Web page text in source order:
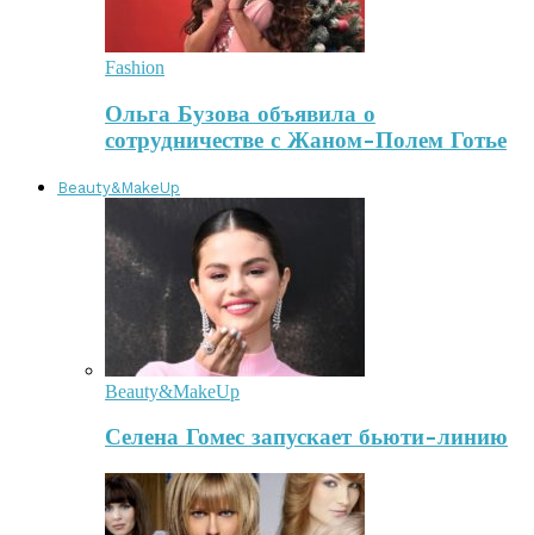
Fashion
Ольга Бузова объявила о
сотрудничестве с Жаном-Полем Готье
Beauty&MakeUp
Beauty&MakeUp
Селена Гомес запускает бьюти-линию